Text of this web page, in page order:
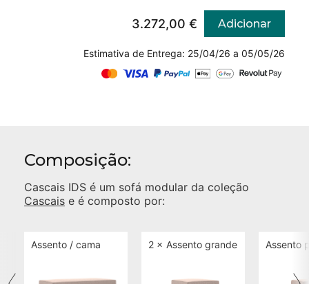
3.272,00 € Adicionar
Estimativa de Entrega: 25/04/26 a 05/05/26
Composição:
Cascais IDS é um sofá modular da coleção
Cascais e é composto por:
Assento / cama 2 × Assento grande Assento